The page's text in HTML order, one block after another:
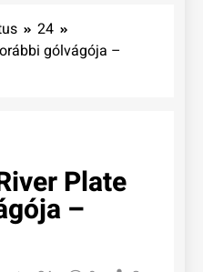
24
gólvágója –
Plate
–